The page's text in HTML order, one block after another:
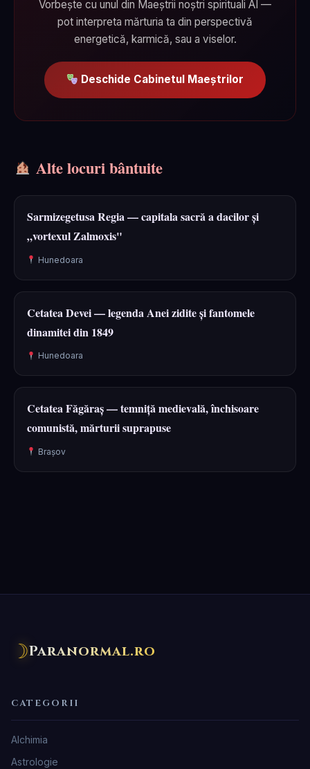
Vorbește cu unul din Maeștrii noștri spirituali AI —
pot interpreta mărturia ta din perspectivă
energetică, karmică, sau a viselor.
Deschide Cabinetul Maeștrilor
Alte locuri bântuite
Sarmizegetusa Regia — capitala sacră a dacilor și
„vortexul Zalmoxis"
Hunedoara
Cetatea Devei — legenda Anei zidite și fantomele
dinamitei din 1849
Hunedoara
Cetatea Făgăraș — temniță medievală, închisoare
comunistă, mărturii suprapuse
Brașov
☽Paranormal.ro
CATEGORII
Alchimia
Astrologie